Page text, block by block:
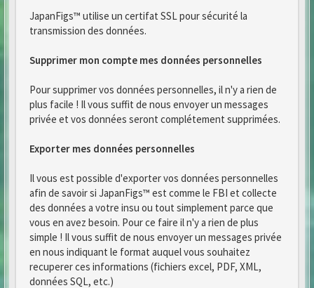
JapanFigs™ utilise un certifat SSL pour sécurité la
transmission des données.
Supprimer mon compte mes données personnelles
Pour supprimer vos données personnelles, il n'y a rien de
plus facile ! Il vous suffit de nous envoyer un messages
privée et vos données seront complétement supprimées.
Exporter mes données personnelles
Il vous est possible d'exporter vos données personnelles
afin de savoir si JapanFigs™ est comme le FBI et collecte
des données a votre insu ou tout simplement parce que
vous en avez besoin. Pour ce faire il n'y a rien de plus
simple ! Il vous suffit de nous envoyer un messages privée
en nous indiquant le format auquel vous souhaitez
recuperer ces informations (fichiers excel, PDF, XML,
données SQL, etc.)